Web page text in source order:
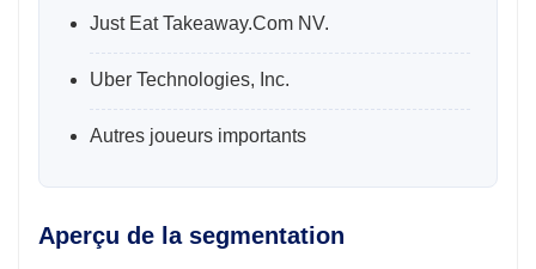
Just Eat Takeaway.Com NV.
Uber Technologies, Inc.
Autres joueurs importants
Aperçu de la segmentation